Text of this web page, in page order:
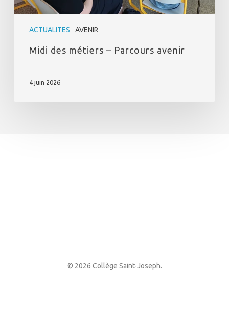
ACTUALITES AVENIR
Midi des métiers – Parcours avenir
4 juin 2026
© 2026 Collège Saint-Joseph.